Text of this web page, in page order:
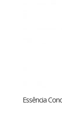
Essência